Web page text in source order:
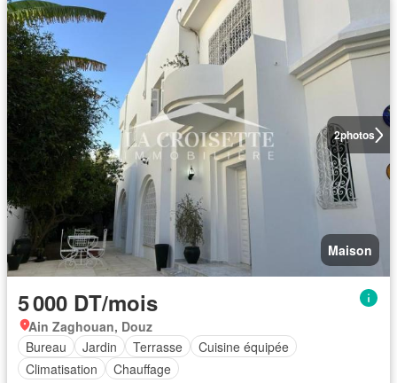
2photos
Maison
5 000 DT/mois
Ain Zaghouan, Douz
Bureau
Jardin Terrasse
Cuisine équipée
Climatisation
Chauffage